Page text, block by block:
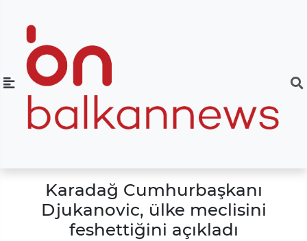
Karadağ Cumhurbaşkanı
Djukanovic, ülke meclisini
feshettiğini açıkladı